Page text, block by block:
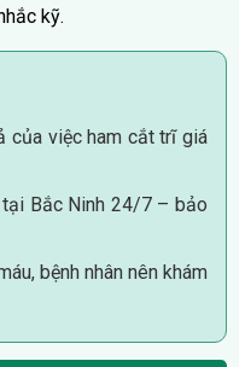
kỹ.
của việc ham cắt trĩ giá
Bắc Ninh 24/7 – bảo
bệnh nhân nên khám